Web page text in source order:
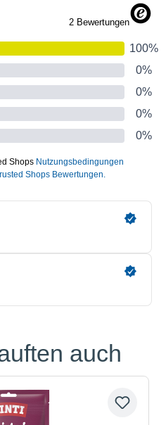
auch